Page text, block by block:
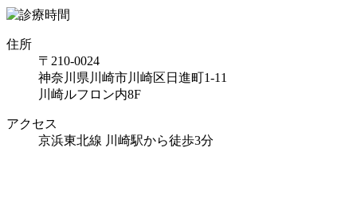
住所
〒210-0024
神奈川県川崎市川崎区日進町1-11
川崎ルフロン内8F
アクセス
京浜東北線 川崎駅から徒歩3分